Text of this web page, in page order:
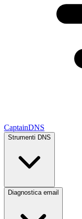
CaptainDNS
Strumenti DNS
Diagnostica email